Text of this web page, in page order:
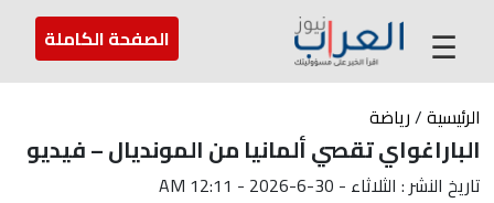
عن العراب ارسل لنا ☰ الصفحة الكاملة
الرئيسية/رياضة
الباراغواي تقصي ألمانيا من المونديال – فيديو
تاريخ النشر : الثلاثاء - 30-6-2026 - 12:11 AM